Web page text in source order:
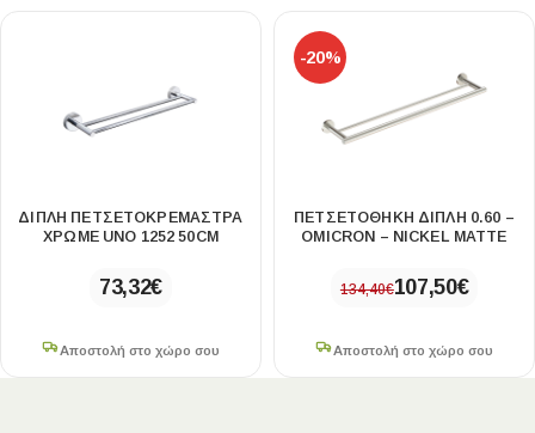
ΔΙΠΛΉ ΠΕΤΣΕΤΟΚΡΕΜΆΣΤΡΑ
ΧΡΩΜΈ UNO 1252 50CM
73,32€
Αποστολή στο χώρο σου
-20%
ΠΕΤΣΕΤΟΘΗΚΗ ΔΙΠΛΗ 0.60 –
OMICRON – NICKEL MATTE
134,40€107,50€
Αποστολή στο χώρο σου